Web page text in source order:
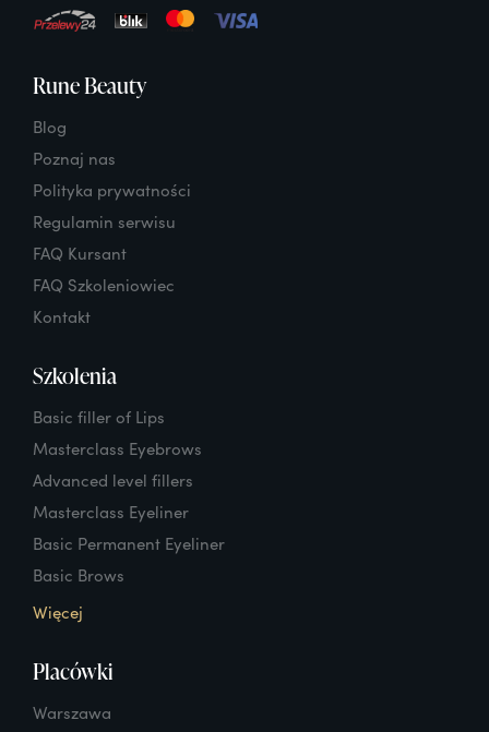
Rune Beauty
Blog
Poznaj nas
Polityka prywatności
Regulamin serwisu
FAQ Kursant
FAQ Szkoleniowiec
Kontakt
Szkolenia
Basic filler of Lips
Masterclass Eyebrows
Advanced level fillers
Masterclass Eyeliner
Basic Permanent Eyeliner
Basic Brows
Więcej
Placówki
Warszawa